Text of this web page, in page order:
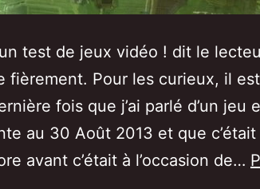
test de jeux vidéo ! dit le
fièrement. Pour les curieux, il
fois que j’ai parlé d’un jeu
au 30 Août 2013 et que
avant c’était à l’occasion de…